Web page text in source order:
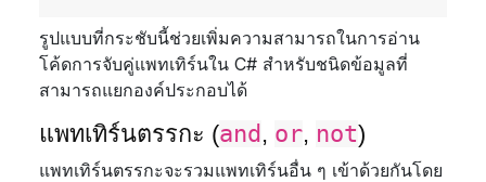
รูปแบบที่กระชับนี้ช่วยเพิ่มความสามารถในการอ่าน
โค้ดการจับคู่แพทเทิร์นใน C# สำหรับชนิดข้อมูลที่
สามารถแยกองค์ประกอบได้
แพทเทิร์นตรรกะ (and , or, not)
แพทเทิร์นตรรกะจะรวมแพทเทิร์นอื่น ๆ เข้าด้วยกันโดย